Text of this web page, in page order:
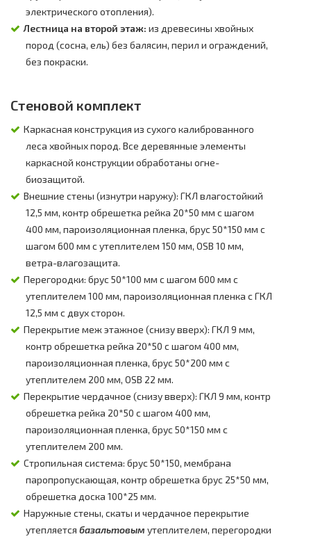
электрического отопления).
Лестница на второй этаж: из древесины хвойных
пород (сосна, ель) без балясин, перил и ограждений,
без покраски.
Стеновой комплект
Каркасная конструкция из сухого калиброванного
леса хвойных пород. Все деревянные элементы
каркасной конструкции обработаны огне-
биозащитой.
Внешние стены (изнутри наружу): ГКЛ влагостойкий
12,5 мм, контр обрешетка рейка 20*50 мм с шагом
400 мм, пароизоляционная пленка, брус 50*150 мм с
шагом 600 мм с утеплителем 150 мм, OSB 10 мм,
ветра-влагозащита.
Перегородки: брус 50*100 мм с шагом 600 мм с
утеплителем 100 мм, пароизоляционная пленка с ГКЛ
12,5 мм с двух сторон.
Перекрытие меж этажное (снизу вверх): ГКЛ 9 мм,
контр обрешетка рейка 20*50 с шагом 400 мм,
пароизоляционная пленка, брус 50*200 мм с
утеплителем 200 мм, OSB 22 мм.
Перекрытие чердачное (снизу вверх): ГКЛ 9 мм, контр
обрешетка рейка 20*50 с шагом 400 мм,
пароизоляционная пленка, брус 50*150 мм с
утеплителем 200 мм.
Стропильная система: брус 50*150, мембрана
паропропускающая, контр обрешетка брус 25*50 мм,
обрешетка доска 100*25 мм.
Наружные стены, скаты и чердачное перекрытие
утепляется базальтовым утеплителем, перегородки